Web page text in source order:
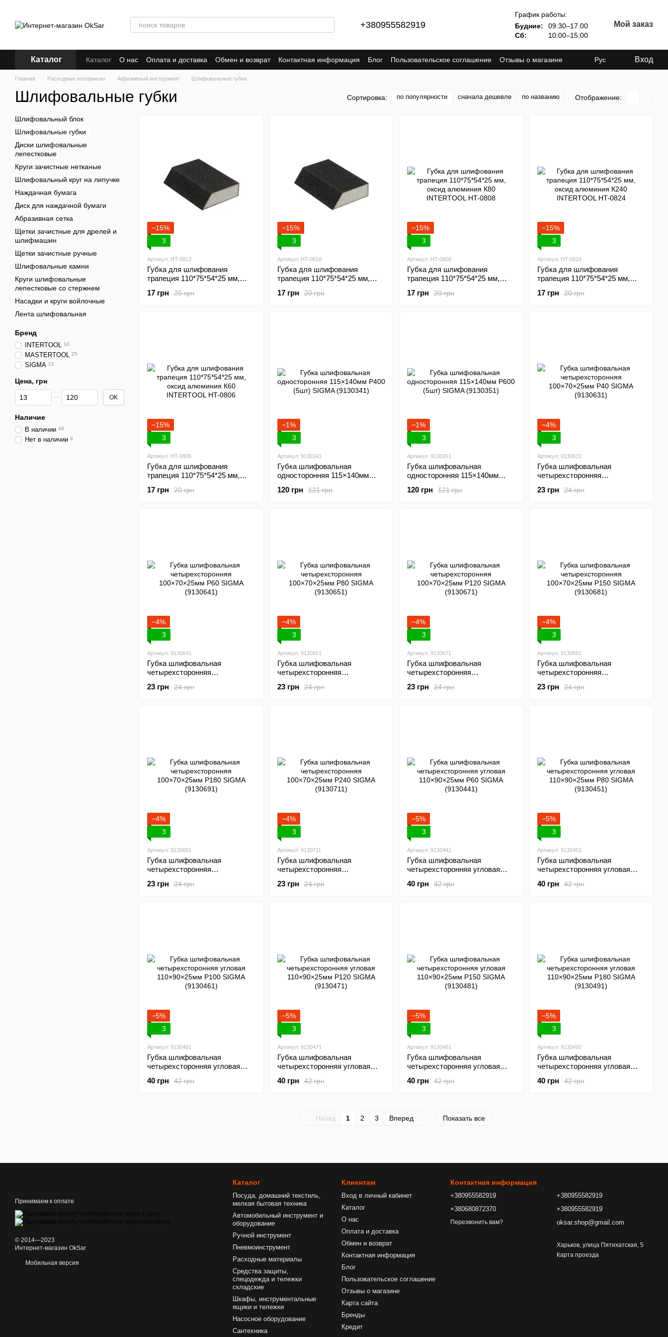
+380955582919
График работы:
Будние:
09:30–17:00
Сб:
10:00–15:00
Мой заказ
Каталог Каталог О нас Оплата и доставка Обмен и возврат Контактная информация Блог Пользовательское соглашение
Отзывы о магазине
Бренды
Кредит
Рус Вход
Главная Расходные материалы Абразивный инструмент Шлифовальные губки
Шлифовальные губки Сортировка: по популярности сначала дешевле по названию Отображение:
−15%
3
Артикул: HT-0812
Губка для шлифования
трапеция 110*75*54*25 мм,
INTERTOOL HT-0812
20 грн
17 грн
−15%
3
Артикул: HT-0818
Губка для шлифования
трапеция 110*75*54*25 мм,
INTERTOOL HT-0818
20 грн
17 грн
−15%
3
Артикул: HT-0808
Губка для шлифования
трапеция 110*75*54*25 мм,
INTERTOOL HT-0808
20 грн
17 грн
−15%
3
Артикул: HT-0824
Губка для шлифования
трапеция 110*75*54*25 мм,
INTERTOOL HT-0824
20 грн
17 грн
−15%
3
Артикул: HT-0806
Губка для шлифования
трапеция 110*75*54*25 мм,
INTERTOOL HT-0806
20 грн
17 грн
−1%
3
Артикул: 9130341
Губка шлифовальная
односторонняя 115×140мм
121 грн
120 грн
−1%
3
Артикул: 9130351
Губка шлифовальная
односторонняя 115×140мм
121 грн
120 грн
−4%
3
Артикул: 9130631
Губка шлифовальная
четырехсторонняя
(9130631)24 грн
23 грн
−4%
3
Артикул: 9130641
Губка шлифовальная
четырехсторонняя
(9130641)24 грн
23 грн
−4%
3
Артикул: 9130651
Губка шлифовальная
четырехсторонняя
(9130651)24 грн
23 грн
−4%
3
Артикул: 9130671
Губка шлифовальная
четырехсторонняя
(9130671)24 грн
23 грн
−4%
3
Артикул: 9130681
Губка шлифовальная
четырехсторонняя
(9130681)24 грн
23 грн
−4%
3
Артикул: 9130691
Губка шлифовальная
четырехсторонняя
(9130691)24 грн
23 грн
−4%
3
Артикул: 9130711
Губка шлифовальная
четырехсторонняя
(9130711)24 грн
23 грн
−5%
3
Артикул: 9130441
Губка шлифовальная
четырехсторонняя угловая
(9130441)42 грн
40 грн
−5%
3
Артикул: 9130451
Губка шлифовальная
четырехсторонняя угловая
(9130451)42 грн
40 грн
−5%
3
Артикул: 9130461
Губка шлифовальная
четырехсторонняя угловая
(9130461)42 грн
40 грн
−5%
3
Артикул: 9130471
Губка шлифовальная
четырехсторонняя угловая
(9130471)42 грн
40 грн
−5%
3
Артикул: 9130481
Губка шлифовальная
четырехсторонняя угловая
(9130481)42 грн
40 грн
−5%
3
Артикул: 9130491
Губка шлифовальная
четырехсторонняя угловая
(9130491)42 грн
40 грн
Назад 1 2 3 Вперед Показать все
Шлифовальный блок
Шлифовальные губки
Диски шлифовальные
лепестковые
Круги зачистные нетканые
Шлифовальный круг на липучке
Наждачная бумага
Диск для наждачной бумаги
Абразивная сетка
Щетки зачистные для дрелей и
шлифмашин
Щетки зачистные ручные
Шлифовальные камни
Круги шлифовальные
лепестковые со стержнем
Насадки и круги войлочные
Лента шлифовальная
Бренд
INTERTOOL 10
MASTERTOOL 25
SIGMA 22
Цена, грн
От Цена, грн
До Цена, грн OK
Наличие
В наличии 48
Нет в наличии 9
Принимаем к оплате
© 2014—2023
Интернет-магазин OkSar
Мобильная версия
Каталог
Посуда, домашний текстиль,
мелкая бытовая техника
Автомобильный инструмент и
оборудование
Ручной инструмент
Пневмоинструмент
Расходные материалы
Средства защиты,
спецодежда и тележки
складские
Шкафы, инструментальные
ящики и тележки
Насосное оборудование
Сантехника
Клиентам
Вход в личный кабинет
Каталог
О нас
Оплата и доставка
Обмен и возврат
Контактная информация
Блог
Пользовательское соглашение
Отзывы о магазине
Карта сайта
Бренды
Кредит
Контактная информация
+380955582919
+380680872370
Перезвонить вам?
+380955582919
+380955582919
oksar.shop@gmail.com
Харьков, улица Пятихатская, 5
Карта проезда